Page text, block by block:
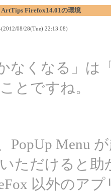
ArtTips Firefox14.01の環境
08/28(Tue) 22:13:08)
なくなる」は
とですね。
PopUp Menu
ただけると助
以外のア